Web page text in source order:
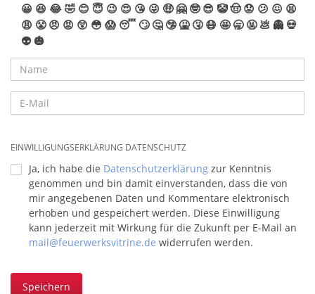
😀 😆 😂🤣 😊 😇 😉 😍 😘 😜 🤑 🤗 🤓 😎 🤡🤠 😟 😕 😖 😫
😩 😤 😠 😡 😲 😳 😱 😴 🙄 🤔 🤥 🤮 🤧 😷 🤩 🥱 🤬 💩 👻 💀
👽 🎃
EINWILLIGUNGSERKLÄRUNG DATENSCHUTZ
Ja, ich habe die Datenschutzerklärung zur Kenntnis
genommen und bin damit einverstanden, dass die von
mir angegebenen Daten und Kommentare elektronisch
erhoben und gespeichert werden. Diese Einwilligung
kann jederzeit mit Wirkung für die Zukunft per E-Mail an
mail@feuerwerksvitrine.de widerrufen werden.
Speichern